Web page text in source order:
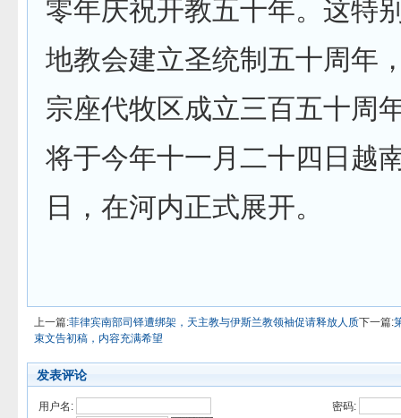
零年庆祝开教五十年。这特
地教会建立圣统制五十周年
宗座代牧区成立三百五十周
将于今年十一月二十四日越
日，在河内正式展开。
上一篇:菲律宾南部司铎遭绑架，天主教与伊斯兰教领袖促请释放人质下一篇:
束文告初稿，内容充满希望
发表评论
用户名:
密码: